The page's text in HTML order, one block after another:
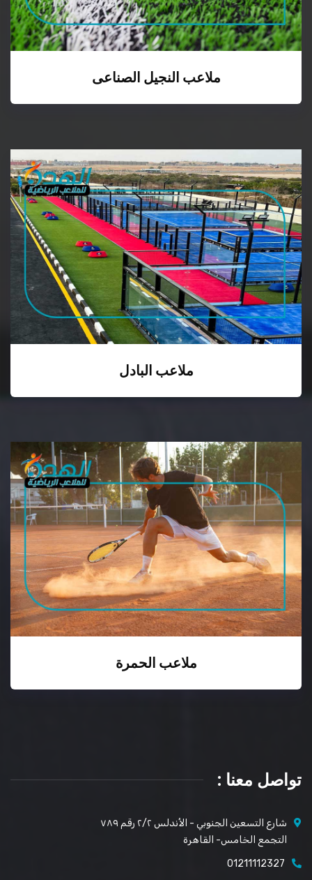
ملاعب النجيل الصناعى
ملاعب البادل
ملاعب الحمرة
تواصل معنا :
شارع التسعين الجنوبي - الأندلس ٢/٢ رقم ٧٨٩
التجمع الخامس- القاهرة
01211112327